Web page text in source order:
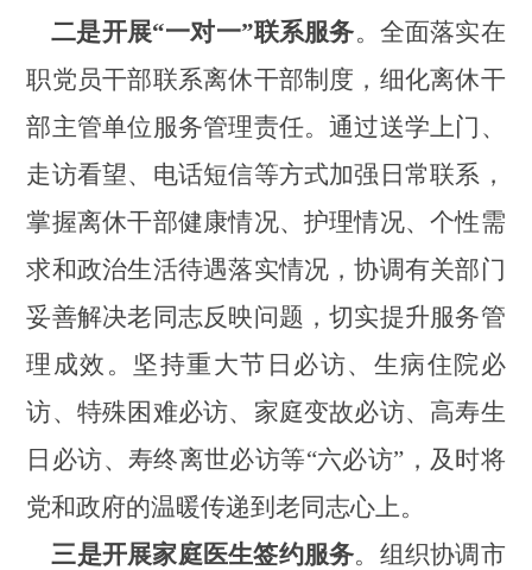
二是开展“一对一”联系服务。全面落实在
职党员干部联系离休干部制度，细化离休干
部主管单位服务管理责任。通过送学上门、
走访看望、电话短信等方式加强日常联系，
掌握离休干部健康情况、护理情况、个性需
求和政治生活待遇落实情况，协调有关部门
妥善解决老同志反映问题，切实提升服务管
理 成效。坚持重大节日 必访、生病住院必
访、特殊困难必访、家庭变故必访、高寿生
日 必访、寿终离世必访等“六必访”，及时将
党和政府的温暖传递到老同志心上。
三是开展家庭医生签约服务。 组织协调市